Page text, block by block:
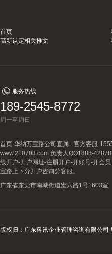
首页
高新认定相关推文
服务热线
189-2545-8772
周一至周日
首页-华纳万宝路公司直属 - 官方客服-
www.210703.com 负责人QQ1888-
线开户-开户网址-注册开户-开账号-开会
宝路上下分开户咨询分客服。
广东省东莞市南城街道宏六路1号1603室
版权归：广东科讯企业管理咨询有限公司